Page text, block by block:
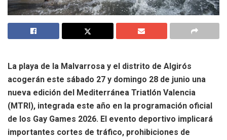
La playa de la Malvarrosa y el distrito de Algirós
acogerán este sábado 27 y domingo 28 de junio una
nueva edición del Mediterránea Triatlón Valencia
(MTRI), integrada este año en la programación oficial
de los Gay Games 2026. El evento deportivo implicará
importantes cortes de tráfico, prohibiciones de